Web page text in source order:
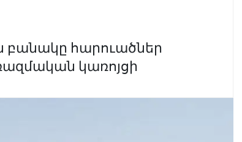
բանակը հարուածներ
կառոյցի